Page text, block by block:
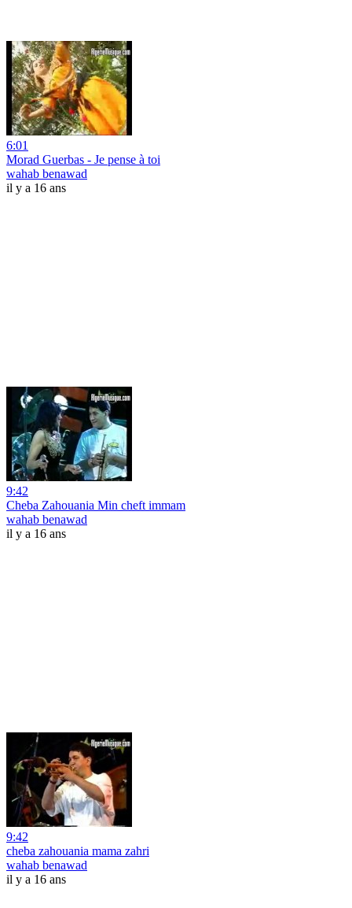
6:01
Morad Guerbas - Je pense à toi
wahab benawad
il y a 16 ans
9:42
Cheba Zahouania Min cheft immam
wahab benawad
il y a 16 ans
9:42
cheba zahouania mama zahri
wahab benawad
il y a 16 ans